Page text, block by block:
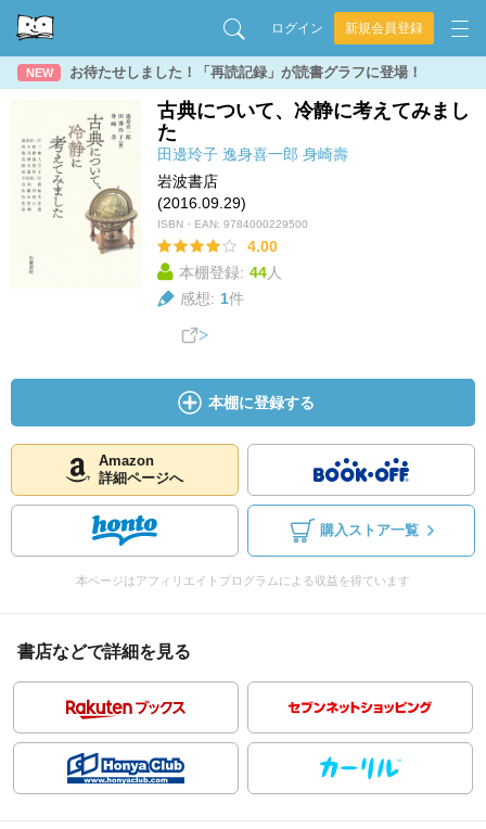
ログイン 新規会員登録
NEW お待たせしました！「再読記録」が読書グラフに登場！
古典について、冷静に考えてみまし
た
田邊玲子 逸身喜一郎 身崎壽
岩波書店
(2016.09.29)
ISBN・EAN: 9784000229500
4.00
本棚登録: 44人
感想: 1件
本棚に登録する
Amazon
詳細ページへ
購入ストア一覧
本ページはアフィリエイトプログラムによる収益を得ています
書店などで詳細を見る